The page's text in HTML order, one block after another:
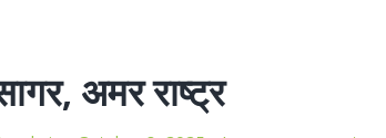
अमर राष्ट्र